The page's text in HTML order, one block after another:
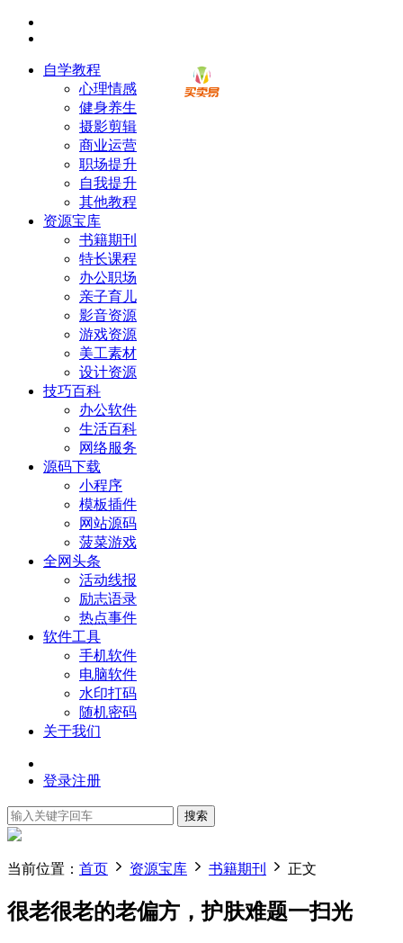
自学教程
心理情感
健身养生
摄影剪辑
商业运营
职场提升
自我提升
其他教程
资源宝库
书籍期刊
特长课程
办公职场
亲子育儿
影音资源
游戏资源
美工素材
设计资源
技巧百科
办公软件
生活百科
网络服务
源码下载
小程序
模板插件
网站源码
菠菜游戏
全网头条
活动线报
励志语录
热点事件
软件工具
手机软件
电脑软件
水印打码
随机密码
关于我们
登录注册
搜索
当前位置： 首页 资源宝库 书籍期刊 正文
很老很老的老偏方，护肤难题一扫光